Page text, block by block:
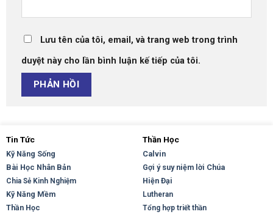
Lưu tên của tôi, email, và trang web trong trình
duyệt này cho lần bình luận kế tiếp của tôi.
Tin Tức
Kỹ Năng Sống
Bài Học Nhân Bản
Chia Sẻ Kinh Nghiệm
Kỹ Năng Mềm
Thần Học
Thần Học
Calvin
Gợi ý suy niệm lời Chúa
Hiện Đại
Lutheran
Tổng hợp triết thần